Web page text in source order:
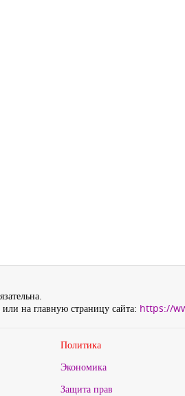
на главную страницу сайта: https://
Политика
Экономика
Защита прав